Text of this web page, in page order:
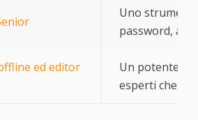
Uno
password,
ed editor
Un potente
esperti che